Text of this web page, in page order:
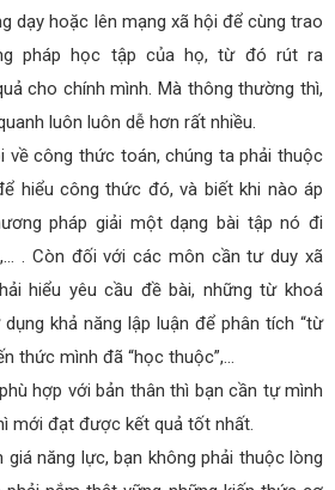
dạy hoặc lên mạng xã hội để cùng trao
pháp học tập của họ, từ đó rút ra
cho chính mình. Mà thông thường thì,
luôn luôn dễ hơn rất nhiều.
về công thức toán, chúng ta phải thuộc
hiểu công thức đó, và biết khi nào áp
pháp giải một dạng bài tập nó đi
. Còn đối với các môn cần tư duy xã
hiểu yêu cầu đề bài, những từ khoá
khả năng lập luận để phân tích “từ
thức mình đã “học thuộc”,…
hợp với bản thân thì bạn cần tự mình
mới đạt được kết quả tốt nhất.
giá năng lực, bạn không phải thuộc lòng